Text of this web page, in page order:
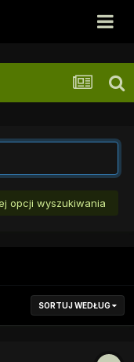
opcji wyszukiwania
SORTUJ WEDŁUG